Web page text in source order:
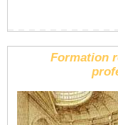
Formation